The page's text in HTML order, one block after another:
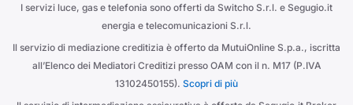
I servizi luce, gas e telefonia sono offerti da Switcho S.r.l. e Segugio.it
energia e telecomunicazioni S.r.l.
Il servizio di mediazione creditizia è offerto da MutuiOnline S.p.a., iscritta
all’Elenco dei Mediatori Creditizi presso OAM con il n. M17 (P.IVA
13102450155). Scopri di più